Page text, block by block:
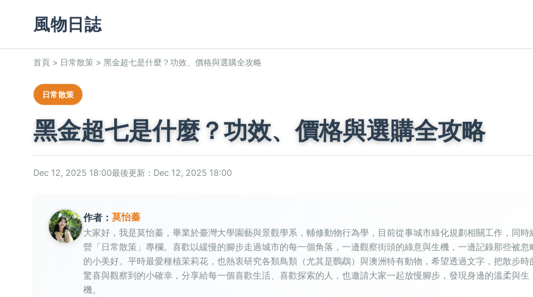
風物日誌
首頁 > 日常散策 > 黑金超七是什麼？功效、價格與選購全攻略
日常散策
黑金超七是什麼？功效、價格與選購全攻略
Dec 12, 2025 18:00最後更新：Dec 12, 2025 18:00
作者： 莫怡蓁
大家好，我是莫怡蓁，畢業於臺灣大學園藝與景觀學系，輔修動物行為學，目前從事城市綠化規劃相關工作，同時
營「日常散策」專欄。喜歡以緩慢的腳步走過城市的每一個角落，一邊觀察街頭的綠意與生機，一邊記錄那些被忽
的小美好。平時最愛種植茉莉花，也熱衷研究各類鳥類（尤其是鸚鵡）與澳洲特有動物，希望透過文字，把散步時
驚喜與觀察到的小確幸，分享給每一個喜歡生活、喜歡探索的人，也邀請大家一起放慢腳步，發現身邊的溫柔與生
機。